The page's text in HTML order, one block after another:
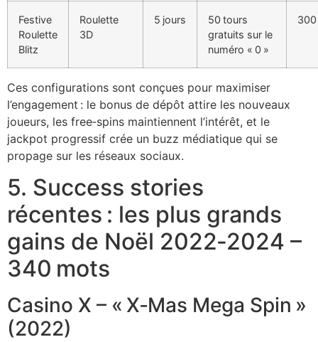
Festive
Roulette
Blitz
Roulette
3D
5 jours
50 tours
gratuits sur le
numéro « 0 »
300
Ces configurations sont conçues pour maximiser
l’engagement : le bonus de dépôt attire les nouveaux
joueurs, les free‑spins maintiennent l’intérêt, et le
jackpot progressif crée un buzz médiatique qui se
propage sur les réseaux sociaux.
5. Success stories
récentes : les plus grands
gains de Noël 2022‑2024 –
340 mots
Casino X – « X‑Mas Mega Spin »
(2022)